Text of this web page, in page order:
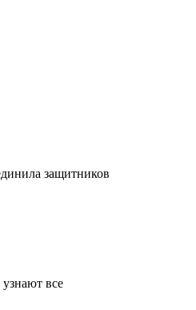
защитников
все